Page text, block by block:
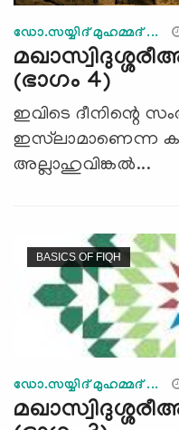
ഡോ.സയ്യിദ് മുഹമ്മദ് ...
(ഭാഗം 4)
ഇവിടെ ദീനിന്റെ
ഇസ്‌ലാമാണെന്ന
അല്ലാഹുവിങ്കല്‍...
BASICS OF FIQH
ഡോ.സയ്യിദ് മുഹമ്മദ് ...